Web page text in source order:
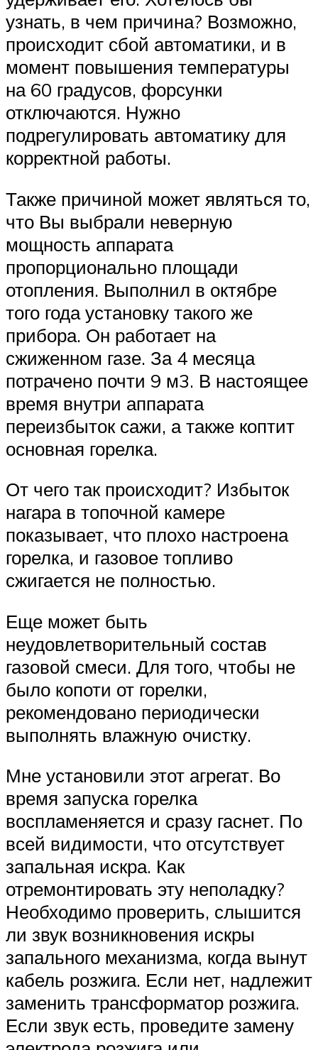
узнать, в чем причина? Возможно,
происходит сбой автоматики, и в
момент повышения температуры
на 60 градусов, форсунки
отключаются. Нужно
подрегулировать автоматику для
корректной работы.
Также причиной может являться то,
что Вы выбрали неверную
мощность аппарата
пропорционально площади
отопления. Выполнил в октябре
того года установку такого же
прибора. Он работает на
сжиженном газе. За 4 месяца
потрачено почти 9 м3. В настоящее
время внутри аппарата
переизбыток сажи, а также коптит
основная горелка.
От чего так происходит? Избыток
нагара в топочной камере
показывает, что плохо настроена
горелка, и газовое топливо
сжигается не полностью.
Еще может быть
неудовлетворительный состав
газовой смеси. Для того, чтобы не
было копоти от горелки,
рекомендовано периодически
выполнять влажную очистку.
Мне установили этот агрегат. Во
время запуска горелка
воспламеняется и сразу гаснет. По
всей видимости, что отсутствует
запальная искра. Как
отремонтировать эту неполадку?
Необходимо проверить, слышится
ли звук возникновения искры
запального механизма, когда вынут
кабель розжига. Если нет, надлежит
заменить трансформатор розжига.
Если звук есть, проведите замену